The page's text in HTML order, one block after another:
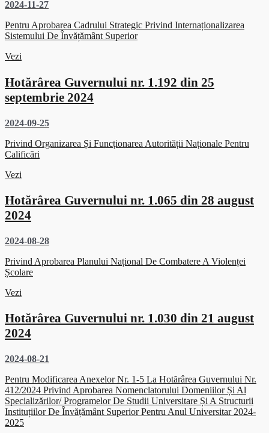
2024-11-27
Pentru Aprobarea Cadrului Strategic Privind Internaționalizarea
Sistemului De Învățământ Superior
Vezi
Hotărârea Guvernului nr. 1.192 din 25
septembrie 2024
2024-09-25
Privind Organizarea Și Funcționarea Autorității Naționale Pentru
Calificări
Vezi
Hotărârea Guvernului nr. 1.065 din 28 august
2024
2024-08-28
Privind Aprobarea Planului Național De Combatere A Violenței
Școlare
Vezi
Hotărârea Guvernului nr. 1.030 din 21 august
2024
2024-08-21
Pentru Modificarea Anexelor Nr. 1-5 La Hotărârea Guvernului Nr.
412/2024 Privind Aprobarea Nomenclatorului Domeniilor Și Al
Specializărilor/ Programelor De Studii Universitare Și A Structurii
Instituțiilor De Învățământ Superior Pentru Anul Universitar 2024-
2025